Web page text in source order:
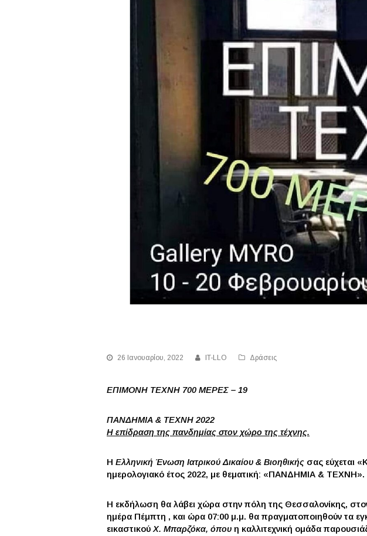
26 Ιανουαρίου, 2022 IT-LLO Δράσεις
ΕΠΙΜΟΝΗ ΤΕΧΝΗ 700 ΜΕΡΕΣ – 19
ΠΑΝΔΗΜΙΑ & ΤΕΧΝΗ 2022
H επίδραση της πανδημίας στον χώρο της τέχνης.
Η Ελληνική Ένωση Ιατρικού Δικαίου & Βιοηθικής σας εύχεται
ημερολογιακό έτος 2022, με θεματική: «ΠΑΝΔΗΜΙΑ & ΤΕΧΝΗ».
Η εκδήλωση θα λάβει χώρα στην πόλη της Θεσσαλονίκης,
ημέρα Πέμπτη , και ώρα 07:00 μ.μ. θα πραγματοποιηθούν τα
εικαστικούΧ. Μπαρζόκα, όπου η καλλιτεχνική ομάδα